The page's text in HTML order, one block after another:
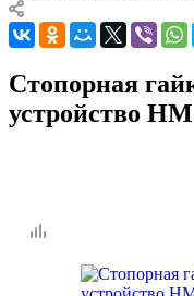
Стопорная
устройство